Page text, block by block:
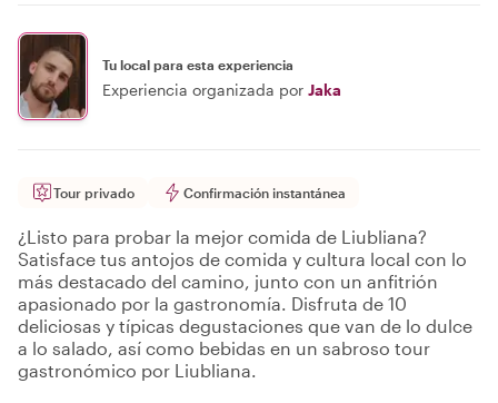
Tu local para esta experiencia
Experiencia organizada por Jaka
Tour privado Confirmación instantánea
¿Listo para probar la mejor comida de Liubliana?
Satisface tus antojos de comida y cultura local con lo
más destacado del camino, junto con un anfitrión
apasionado por la gastronomía. Disfruta de 10
deliciosas y típicas degustaciones que van de lo dulce
a lo salado, así como bebidas en un sabroso tour
gastronómico por Liubliana.